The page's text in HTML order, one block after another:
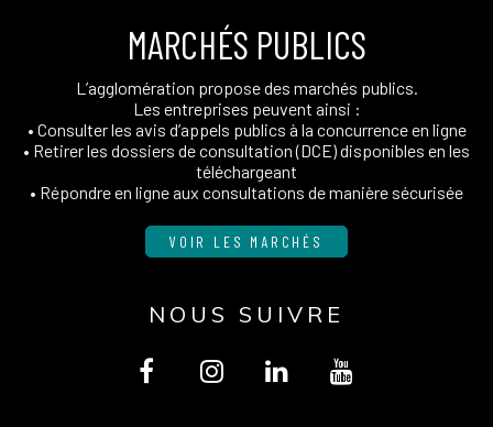
MARCHÉS PUBLICS
L’agglomération propose des marchés publics.
Les entreprises peuvent ainsi :
• Consulter les avis d’appels publics à la concurrence en ligne
• Retirer les dossiers de consultation (DCE) disponibles en les
téléchargeant
• Répondre en ligne aux consultations de manière sécurisée
VOIR LES MARCHÉS
NOUS SUIVRE